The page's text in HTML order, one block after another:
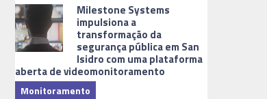
Milestone Systems
impulsiona a
transformação da
segurança pública em San
Isidro com uma plataforma
aberta de videomonitoramento
Monitoramento